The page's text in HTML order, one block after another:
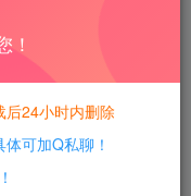
有资源可以使用
！
后24小时内删除
可加Q私聊！